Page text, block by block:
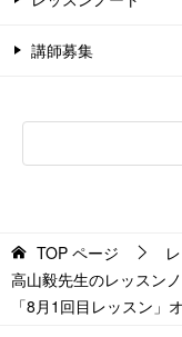
講師募集
TOP ページ
高山毅先生のレッスン
「8月1回目レッスン